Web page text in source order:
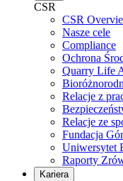
CSR
CSR
Nasze cele
Compliance
Ochrona
Quarry Life
Relacje z
Relacje ze
Fundacja
Uniwersytet
Raporty
Kariera